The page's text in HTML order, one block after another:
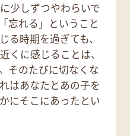
少しずつやわらいで
忘れる」ということ
る時期を過ぎても、
くに感じることは、
そのたびに切なくな
はあなたとあの子を
にそこにあったとい